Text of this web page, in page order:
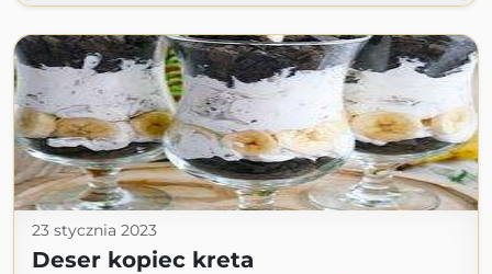
23 stycznia 2023
Deser kopiec kreta